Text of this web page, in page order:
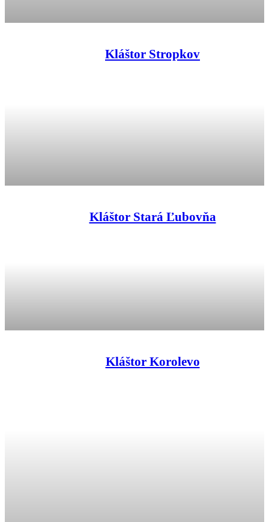
Kláštor Stropkov
Kláštor Stará Ľubovňa
Kláštor Korolevo